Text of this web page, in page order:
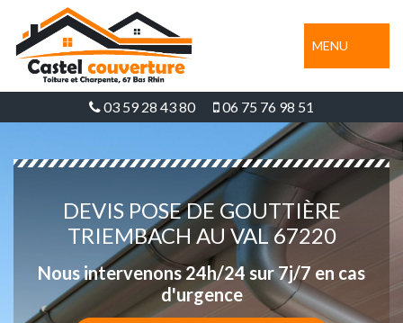
MENU
03 59 28 43 80 06 75 76 98 51
DEVIS POSE DE GOUTTIÈRE
TRIEMBACH AU VAL 67220
Nous intervenons 24h/24 sur 7j/7 en cas
d'urgence